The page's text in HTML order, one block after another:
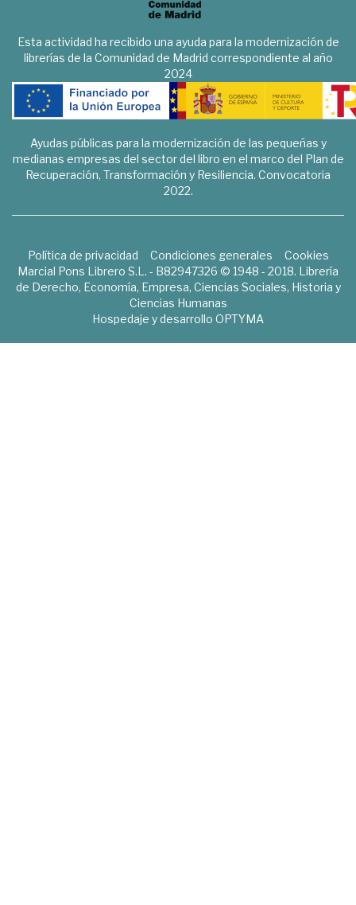
Esta actividad ha recibido una ayuda para la modernización de
librerías de la Comunidad de Madrid correspondiente al año
2024
Ayudas públicas para la modernización de las pequeñas y
medianas empresas del sector del libro en el marco del Plan de
Recuperación, Transformación y Resiliencia. Convocatoria
2022.
Política de privacidad Condiciones generales
Cookies
Marcial Pons Librero S.L. - B82947326 © 1948 - 2018. Librería
de Derecho, Economía, Empresa, Ciencias Sociales, Historia y
Ciencias Humanas
Hospedaje y desarrollo OPTYMA